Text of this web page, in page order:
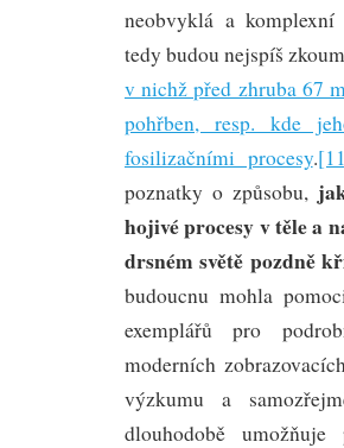
neobvyklá a komplexní
tedy budou nejspíš
v nichž před zhruba 67
pohřben, resp. kde
fosilizačními procesy.
poznatky o způsobu,
hojivé procesy v těle a
drsném světě pozdně
budoucnu mohla
exemplářů pro
moderních
výzkumu a
dlouhodobě